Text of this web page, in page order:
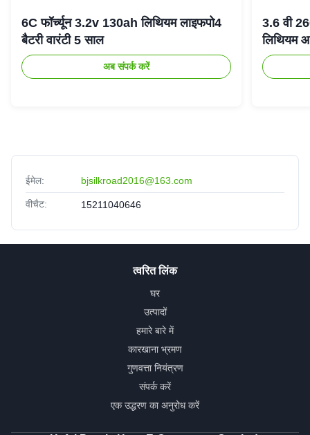
6C फॉर्च्यून 3.2v 130ah लिथियम लाइफपो4
बैटरी वारंटी 5 साल
अब संपर्क करें
3.6 वी
लिथियम
ईमेल: bjsilkroad2016@163.com
वीचैट: 15211040646
त्वरित लिंक
घर
उत्पादों
हमारे बारे में
कारखाना भ्रमण
गुणवत्ता नियंत्रण
संपर्क करें
एक उद्धरण का अनुरोध करें